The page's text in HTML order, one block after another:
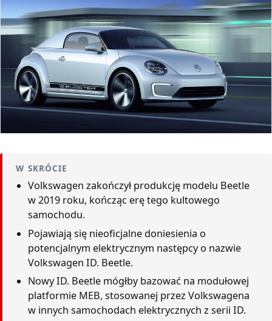
W SKRÓCIE
Volkswagen zakończył produkcję modelu Beetle
w 2019 roku, kończąc erę tego kultowego
samochodu.
Pojawiają się nieoficjalne doniesienia o
potencjalnym elektrycznym następcy o nazwie
Volkswagen ID. Beetle.
Nowy ID. Beetle mógłby bazować na modułowej
platformie MEB, stosowanej przez Volkswagena
w innych samochodach elektrycznych z serii ID.